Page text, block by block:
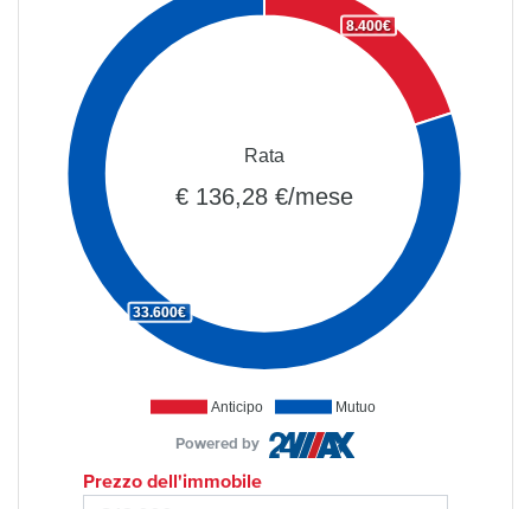
Anticipo Mutuo
8.400€
33.600€
Rata
€ 136,28 €/mese
Powered by
Prezzo dell'immobile